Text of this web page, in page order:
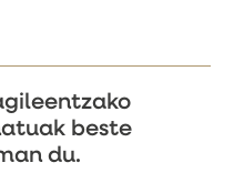
beste
du.